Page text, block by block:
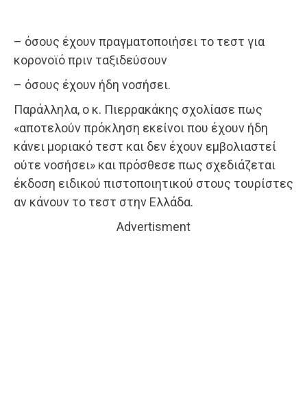
– όσους έχουν πραγματοποιήσει το τεστ για
κορονοϊό πριν ταξιδεύσουν
– όσους έχουν ήδη νοσήσει.
Παράλληλα, ο κ. Πιερρακάκης σχολίασε πως
«αποτελούν πρόκληση εκείνοι που έχουν ήδη
κάνει μοριακό τεστ και δεν έχουν εμβολιαστεί
ούτε νοσήσει» και πρόσθεσε πως σχεδιάζεται
έκδοση ειδικού πιστοποιητικού στους τουρίστες
αν κάνουν το τεστ στην Ελλάδα.
Advertisment